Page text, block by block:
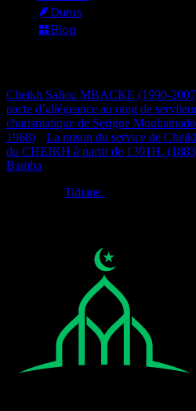
Durus
Blog
Cheikh Saliou MBACKE (1990-
pacte d’allégeance au rang de
charismatique de Serigne
1968)
La raison du service de
du CHEIKH à partir de 1301H.
Bamba
Tidiane.